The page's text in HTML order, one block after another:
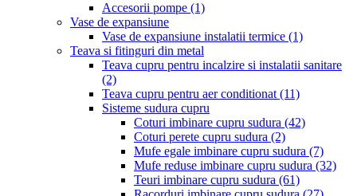
Accesorii pompe (1)
Vase de expansiune
Vase de expansiune instalatii termice (1)
Teava si fitinguri din metal
Teava cupru pentru incalzire si instalatii sanitare
(2)
Teava cupru pentru aer conditionat (11)
Sisteme sudura cupru
Coturi imbinare cupru sudura (42)
Coturi perete cupru sudura (2)
Mufe egale imbinare cupru sudura (7)
Mufe reduse imbinare cupru sudura (32)
Teuri imbinare cupru sudura (61)